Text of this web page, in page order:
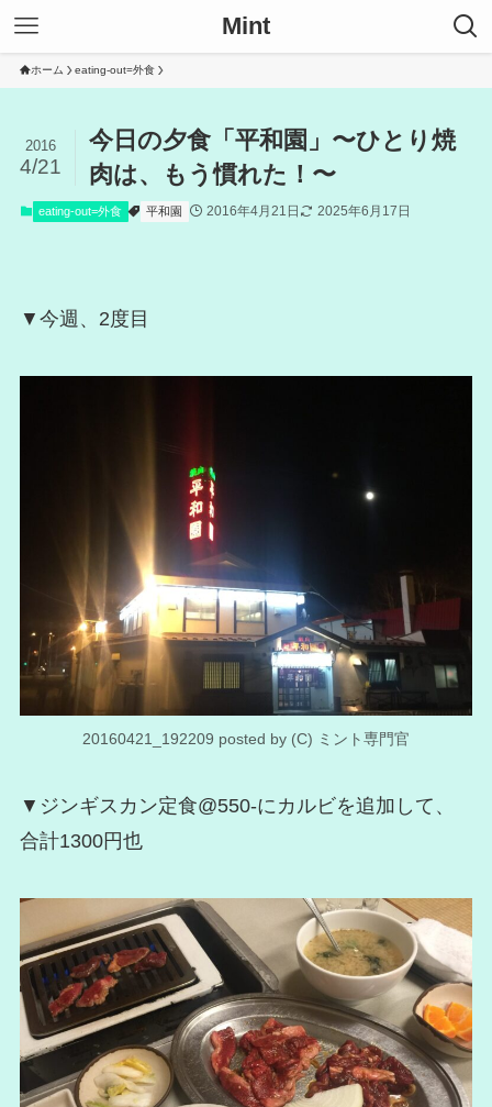
Mint
ホーム eating-out=外食
今日の夕食「平和園」〜ひとり焼
肉は、もう慣れた！〜
2016
4/21
eating-out=外食 平和園 2016年4月21日 2025年6月17日
▼今週、2度目
20160421_192209 posted by (C) ミント専門官
▼ジンギスカン定食@550-にカルビを追加して、
合計1300円也